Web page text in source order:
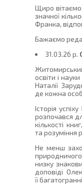
Щиро вітаємо
значної
Франка,
Бажаємо
31.03.26 p.
освіти і
Наталії
де кожна
Історія
розпочався
кількості
та розуміння
Не менш
низку
доповіді
її